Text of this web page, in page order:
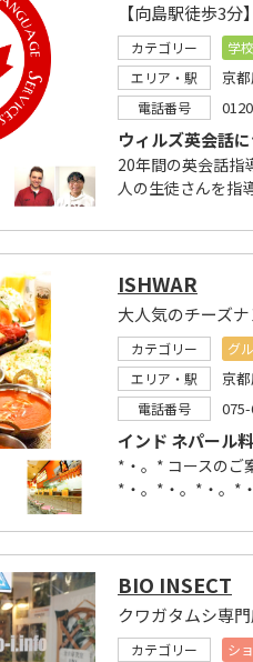
カテゴリー 学
エリア・駅
京
電話番号
ウィルズ英会話
20年間の英会話指
人の生徒さんを指
ISHWAR
カテゴリー グ
エリア・駅
京
電話番号
インド ネパール
*・。* コースのご
*・。*・。*・。
BIO INSECT
クワガタムシ専
カテゴリー シ